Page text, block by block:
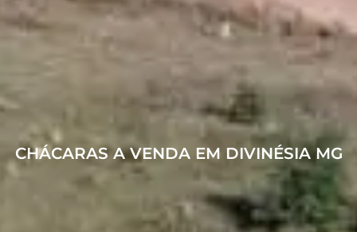
CHÁCARAS A VENDA EM DIVINÉSIA MG